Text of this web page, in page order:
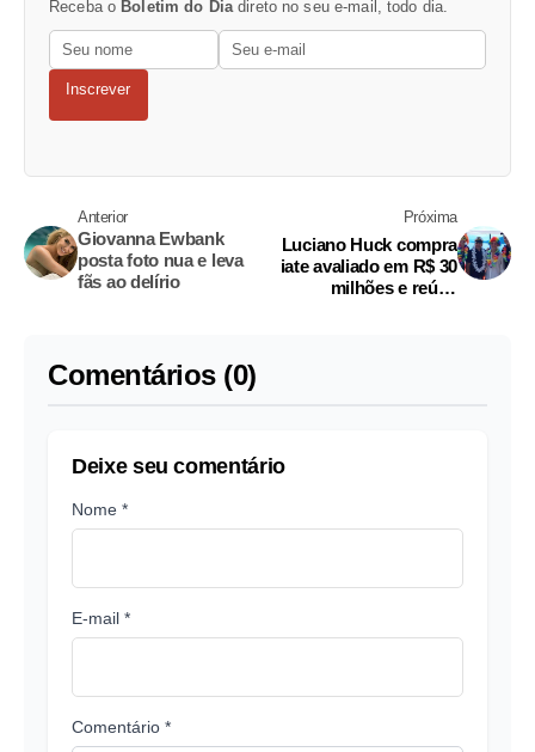
Receba o Boletim do Diadireto no seu e-mail, todo dia.
Inscrever
Anterior
Giovanna Ewbank
posta foto nua e leva
fãs ao delírio
Próxima
Luciano Huck compra
iate avaliado em R$ 30
milhões e reúne
Comentários (0)
Deixe seu comentário
Nome *
E-mail *
Comentário *